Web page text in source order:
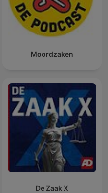
oscuridad, relatos de miedo,
experiencias
películas de terror,
lo oculto, lo
lo pavoroso, lo inquietante,
podcast:
historias-de-terror-
Moordzaken
De Zaak X